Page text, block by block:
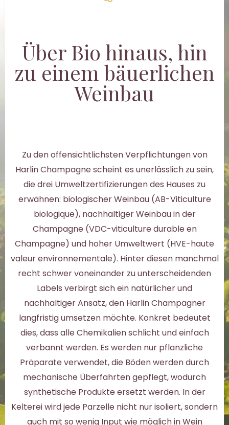
Über Bio hinaus, hin
zu einem bäuerlichen
Weinbau
Zu den offensichtlichsten Verpflichtungen von
Harlin Champagne scheint es unerlässlich zu sein,
die drei Umweltzertifizierungen des Hauses zu
erwähnen: biologischer Weinbau (AB-Viticulture
biologique), nachhaltiger Weinbau in der
Champagne (VDC-viticulture durable en
Champagne) und hoher Umweltwert (HVE-haute
valeur environnementale). Hinter diesen manchmal
recht schwer voneinander zu unterscheidenden
Labels verbirgt sich ein natürlicher und
nachhaltiger Ansatz, den Harlin Champagner
langfristig umsetzen möchte. Konkret bedeutet
dies, dass alle Chemikalien schlicht und einfach
verbannt werden. Es werden nur pflanzliche
Präparate verwendet, die Böden werden durch
mechanische Überfahrten gepflegt, wodurch
synthetische Produkte ersetzt werden. In der
Kelterei wird jede Parzelle nicht nur isoliert, sondern
auch mit so wenig Input wie möglich in Wein